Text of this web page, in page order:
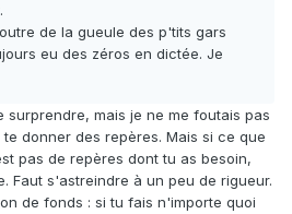
de la gueule des p'tits gars
eu des zéros en dictée. Je
surprendre, mais je ne me foutais pas
donner des repères. Mais si ce que
pas de repères dont tu as besoin,
Faut s'astreindre à un peu de rigueur.
de fonds : si tu fais n'importe quoi